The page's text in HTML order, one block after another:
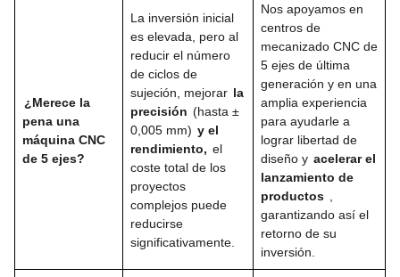
¿Merece la
pena una
máquina CNC
de 5 ejes?
La inversión inicial
es elevada, pero al
reducir el número
de ciclos de
sujeción, mejorar la
precisión (hasta ±
0,005 mm) y el
rendimiento, el
coste total de los
proyectos
complejos puede
reducirse
significativamente.
Nos apoyamos en
centros de
mecanizado CNC de
5 ejes de última
generación y en una
amplia experiencia
para ayudarle a
lograr libertad de
diseño y acelerar el
lanzamiento de
productos
garantizando así el
retorno de su
inversión.